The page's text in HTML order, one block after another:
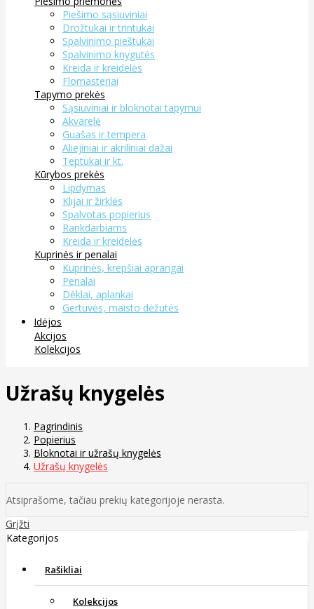
Piešimo sąsiuviniai
Drožtukai ir trintukai
Spalvinimo pieštukai
Spalvinimo knygutės
Kreida ir kreidelės
Flomasteriai
Tapymo prekės
Sąsiuviniai ir bloknotai tapymui
Akvarelė
Guašas ir tempera
Aliejiniai ir akriliniai dažai
Teptukai ir kt.
Kūrybos prekės
Lipdymas
Klijai ir žirklės
Spalvotas popierius
Rankdarbiams
Kreida ir kreidelės
Kuprinės ir penalai
Kuprinės, krepšiai aprangai
Penalai
Dėklai, aplankai
Gertuvės, maisto dėžutės
Idėjos
Akcijos
Kolekcijos
Užrašų knygelės
Pagrindinis
Popierius
Bloknotai ir užrašų knygelės
Užrašų knygelės
Atsiprašome, tačiau prekių kategorijoje nerasta.
Grįžti
Kategorijos
Rašikliai
Kolekcijos